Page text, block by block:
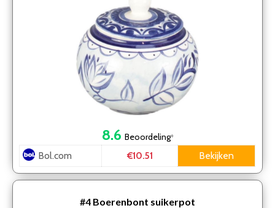
8.6 Beoordeling*
Bol.com €10.51 Bekijken
#4 Boerenbont suikerpot